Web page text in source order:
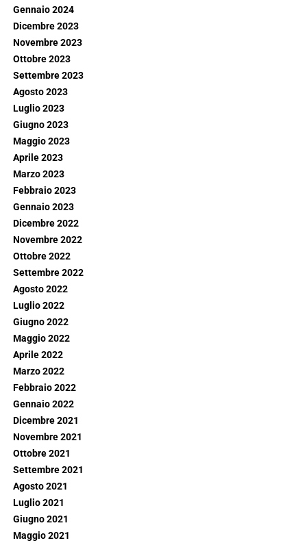
Gennaio 2024
Dicembre 2023
Novembre 2023
Ottobre 2023
Settembre 2023
Agosto 2023
Luglio 2023
Giugno 2023
Maggio 2023
Aprile 2023
Marzo 2023
Febbraio 2023
Gennaio 2023
Dicembre 2022
Novembre 2022
Ottobre 2022
Settembre 2022
Agosto 2022
Luglio 2022
Giugno 2022
Maggio 2022
Aprile 2022
Marzo 2022
Febbraio 2022
Gennaio 2022
Dicembre 2021
Novembre 2021
Ottobre 2021
Settembre 2021
Agosto 2021
Luglio 2021
Giugno 2021
Maggio 2021